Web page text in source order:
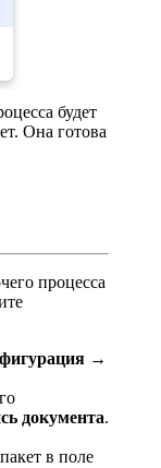
будет
Она готова
процесса
→
документа.
в поле